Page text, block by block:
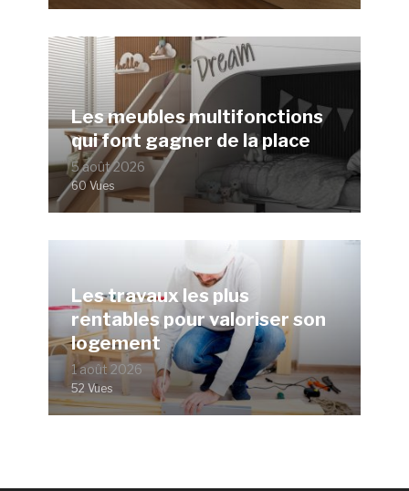
Les meubles multifonctions
qui font gagner de la place
5 août 2026
60 Vues
Les travaux les plus
rentables pour valoriser son
logement
1 août 2026
52 Vues